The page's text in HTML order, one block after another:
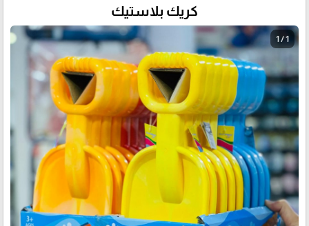
كريك بلاستيك
1 / 1